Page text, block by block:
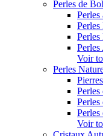
Perles de
Perles
Perles
Perles
Voir
Perles
Perles
Perles
Perles
Voir